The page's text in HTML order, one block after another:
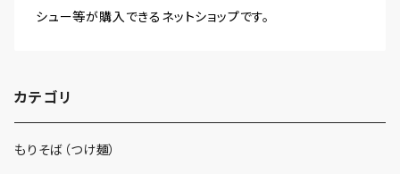
シュー等が購入できるネットショップです。
カテゴリ
もりそば（つけ麺）